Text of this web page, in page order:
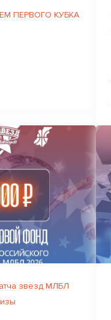
ПЕРВОГО КУБКА
звезд МЛБЛ